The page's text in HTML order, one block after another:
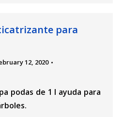
para
12, 2020
podas de 1 l ayuda para